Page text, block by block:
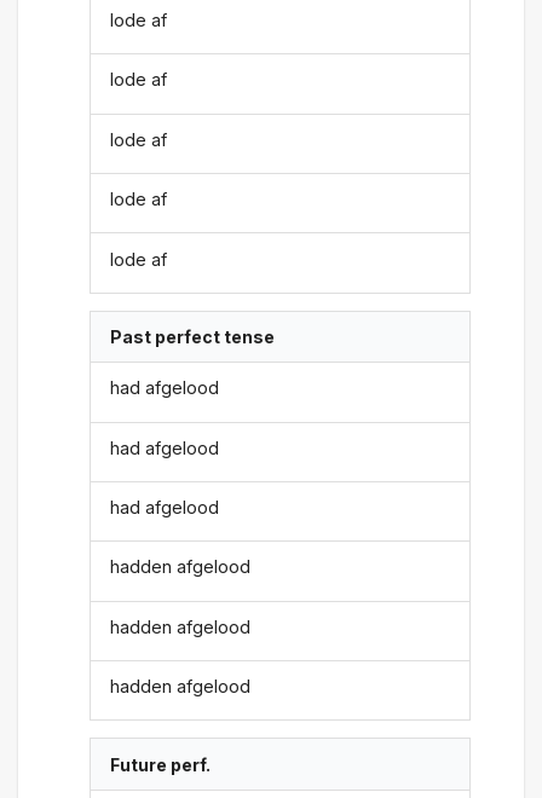
lode af
lode af
lode af
lode af
lode af
Past perfect tense
had afgelood
had afgelood
had afgelood
hadden afgelood
hadden afgelood
hadden afgelood
Future perf.